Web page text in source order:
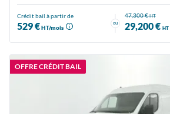
Crédit bail à partir de
529 €HT/mois
ou
47,300 €HT
29,200 € HT
OFFRE CRÉDIT BAIL